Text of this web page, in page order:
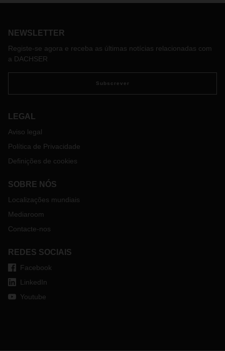
NEWSLETTER
Registe-se agora e receba as últimas notícias relacionadas com
a DACHSER
Subscrever
LEGAL
Aviso legal
Política de Privacidade
Definições de cookies
SOBRE NÓS
Localizações mundiais
Mediaroom
Contacte-nos
REDES SOCIAIS
Facebook
LinkedIn
Youtube